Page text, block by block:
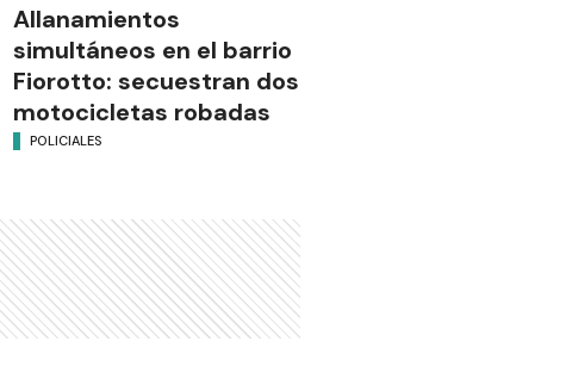
Allanamientos
simultáneos en el barrio
Fiorotto: secuestran dos
motocicletas robadas
POLICIALES